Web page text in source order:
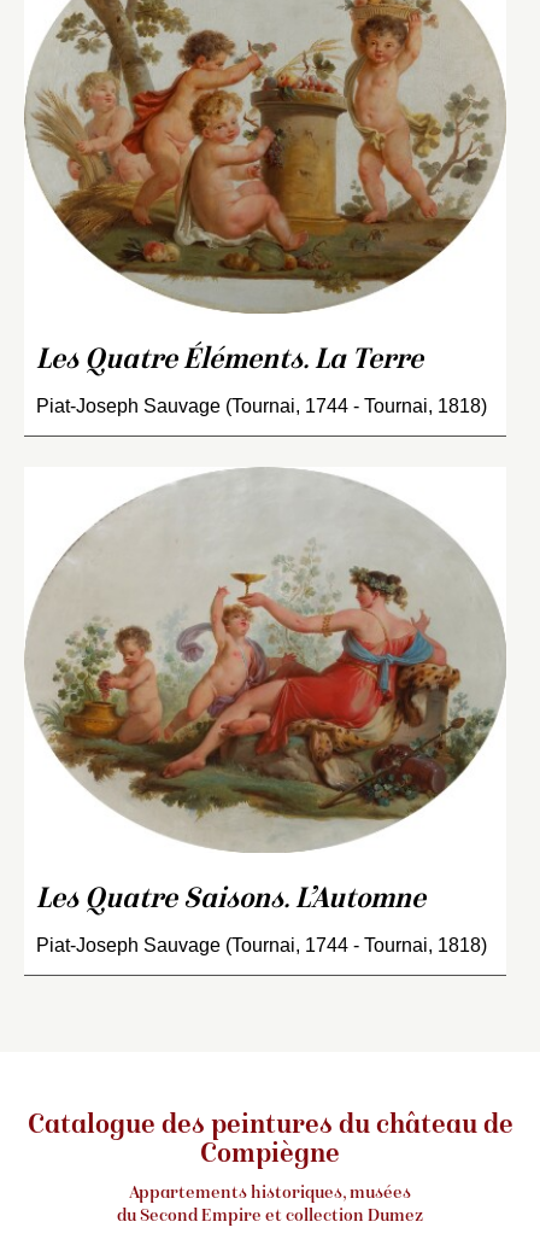
Les Quatre Éléments. La Terre
Piat-Joseph Sauvage (Tournai, 1744 - Tournai, 1818)
Les Quatre Saisons. L’Automne
Piat-Joseph Sauvage (Tournai, 1744 - Tournai, 1818)
Catalogue des peintures du château de
Compiègne
Appartements historiques, musées
du Second Empire et collection Dumez